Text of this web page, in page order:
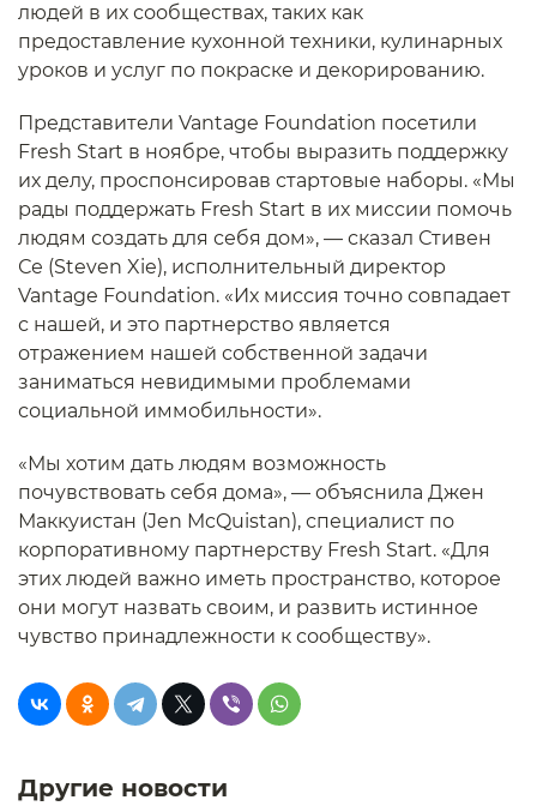
людей в их сообществах, таких как
предоставление кухонной техники, кулинарных
уроков и услуг по покраске и декорированию.
Представители Vantage Foundation посетили
Fresh Start в ноябре, чтобы выразить поддержку
их делу, проспонсировав стартовые наборы. «Мы
рады поддержать Fresh Start в их миссии помочь
людям создать для себя дом», — сказал Стивен
Се (Steven Xie), исполнительный директор
Vantage Foundation. «Их миссия точно совпадает
с нашей, и это партнерство является
отражением нашей собственной задачи
заниматься невидимыми проблемами
социальной иммобильности».
«Мы хотим дать людям возможность
почувствовать себя дома», — объяснила Джен
Маккуистан (Jen McQuistan), специалист по
корпоративному партнерству Fresh Start. «Для
этих людей важно иметь пространство, которое
они могут назвать своим, и развить истинное
чувство принадлежности к сообществу».
Другие новости